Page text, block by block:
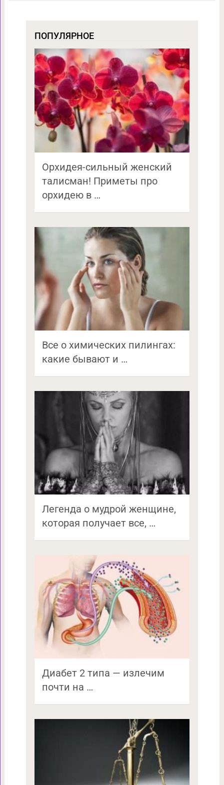
ПОПУЛЯРНОЕ
Орхидея-сильный женский
талисман! Приметы про
орхидею в …
Все о химических пилингах:
какие бывают и …
Легенда о мудрой женщине,
которая получает все, …
Диабет 2 типа — излечим
почти на …